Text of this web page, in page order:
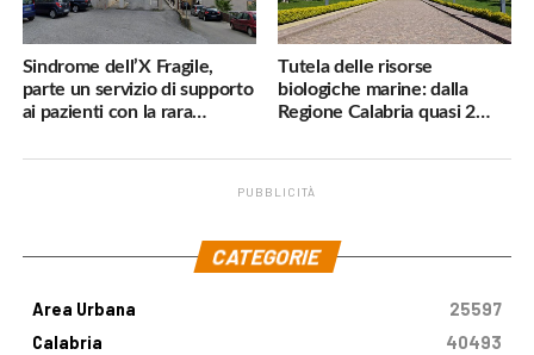
Sindrome dell’X Fragile,
parte un servizio di supporto
ai pazienti con la rara
Tutela delle risorse
biologiche marine: dalla
Regione Calabria quasi 2
PUBBLICITÀ
CATEGORIE
Area Urbana
25597
Calabria
40493